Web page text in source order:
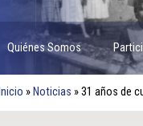
Quiénes Somos
Inicio » Noticias »31 años de